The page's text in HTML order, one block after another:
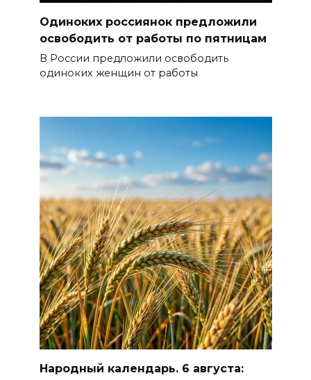
Одиноких россиянок предложили
освободить от работы по пятницам
В России предложили освободить
одиноких женщин от работы
Народный календарь. 6 августа: